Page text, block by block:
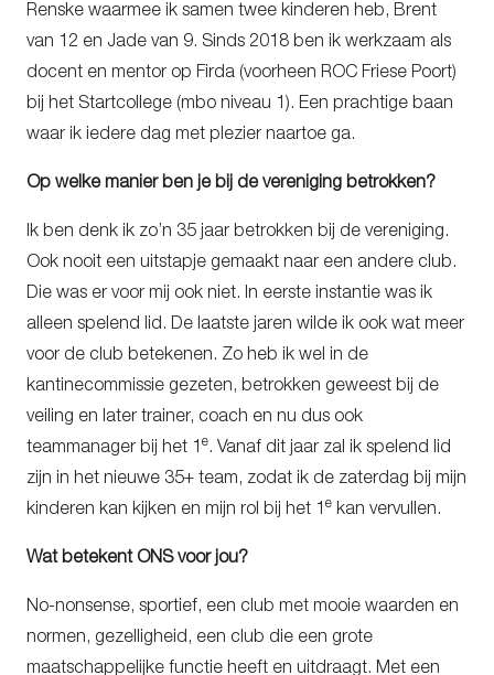
Renske waarmee ik samen twee kinderen heb, Brent
van 12 en Jade van 9. Sinds 2018 ben ik werkzaam als
docent en mentor op Firda (voorheen ROC Friese Poort)
bij het Startcollege (mbo niveau 1). Een prachtige baan
waar ik iedere dag met plezier naartoe ga.
Op welke manier ben je bij de vereniging betrokken?
Ik ben denk ik zo’n 35 jaar betrokken bij de vereniging.
Ook nooit een uitstapje gemaakt naar een andere club.
Die was er voor mij ook niet. In eerste instantie was ik
alleen spelend lid. De laatste jaren wilde ik ook wat meer
voor de club betekenen. Zo heb ik wel in de
kantinecommissie gezeten, betrokken geweest bij de
veiling en later trainer, coach en nu dus ook
teammanager bij het 1 e. Vanaf dit jaar zal ik spelend lid
zijn in het nieuwe 35+ team, zodat ik de zaterdag bij mijn
kinderen kan kijken en mijn rol bij het 1 e kan vervullen.
Wat betekent ONS voor jou?
No-nonsense, sportief, een club met mooie waarden en
normen, gezelligheid, een club die een grote
maatschappelijke functie heeft en uitdraagt. Met een